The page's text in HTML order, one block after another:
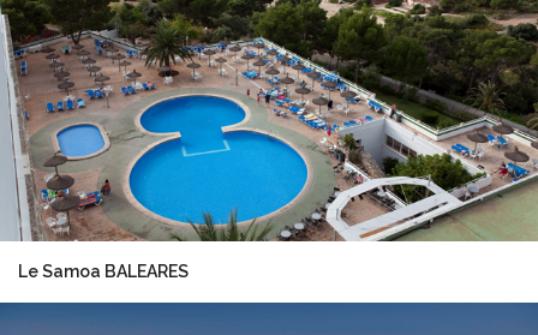
Le Samoa BALEARES